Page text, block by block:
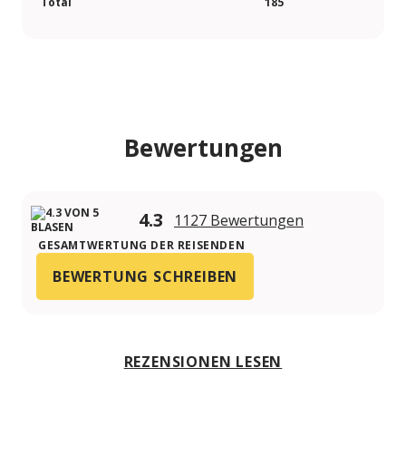
Bewertungen
4.3 1127 Bewertungen
GESAMTWERTUNG DER REISENDEN
BEWERTUNG SCHREIBEN
REZENSIONEN LESEN